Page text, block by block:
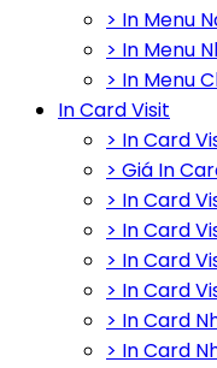
> In Menu
> In Menu
> In Menu
In Card Visit
> In Card
> Giá In
> In Card
> In Card
> In Card
> In Card
> In Card
> In Card